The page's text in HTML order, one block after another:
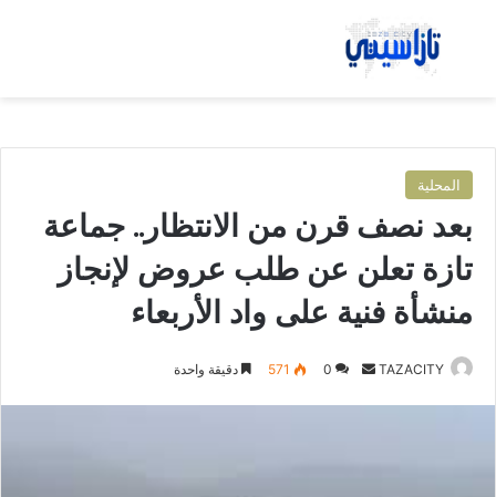
بحث عن
المحلية
بعد نصف قرن من الانتظار.. جماعة
تازة تعلن عن طلب عروض لإنجاز
منشأة فنية على واد الأربعاء
TAZACITY
0
571 دقيقة واحدة